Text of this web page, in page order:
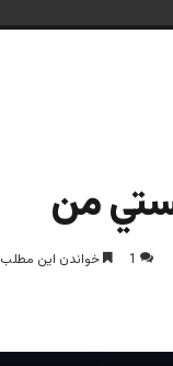
من
1 خواندن این مطلب 9 دقیقه زمان میبرد